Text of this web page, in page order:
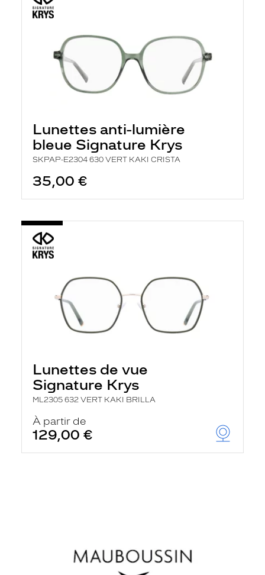
Lunettes anti-lumière
bleue Signature Krys
SKPAP-E2304 630 VERT KAKI CRISTA
35,00 €
Lunettes de vue
Signature Krys
ML2305 632 VERT KAKI BRILLA
À partir de
129,00 €